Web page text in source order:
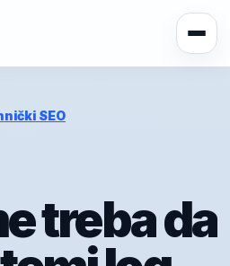
SEO
treba da